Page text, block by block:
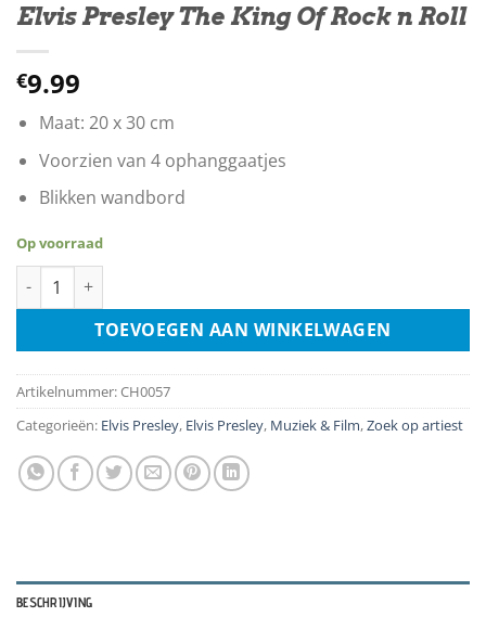
Elvis Presley The King Of Rock n Roll
€9.99
Maat: 20 x 30 cm
Voorzien van 4 ophanggaatjes
Blikken wandbord
Op voorraad
Elvis Presley The King Of Rock n Roll aantal
TOEVOEGEN AAN WINKELWAGEN
Artikelnummer:CH0057
Categorieën: Elvis Presley, Elvis Presley, Muziek & Film,Zoek op artiest
BESCHRIJVING